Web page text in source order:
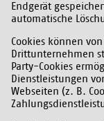
Endgerät
automatische
Cookies können
Drittunternehmen
Party-Cookies
Dienstleistungen
Webseiten (z. B.